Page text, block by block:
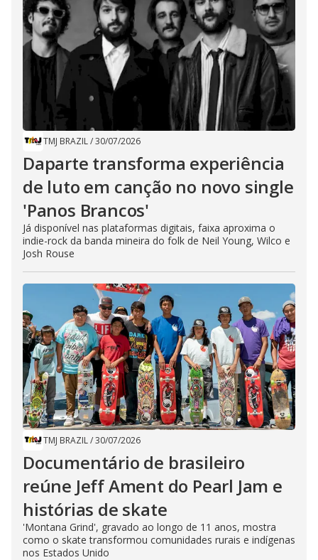
TMJ BRAZIL/30/07/2026
Daparte transforma experiência
de luto em canção no novo single
'Panos Brancos'
Já disponível nas plataformas digitais, faixa aproxima o
indie-rock da banda mineira do folk de Neil Young, Wilco e
Josh Rouse
TMJ BRAZIL/30/07/2026
Documentário de brasileiro
reúne Jeff Ament do Pearl Jam e
histórias de skate
'Montana Grind', gravado ao longo de 11 anos, mostra
como o skate transformou comunidades rurais e indígenas
nos Estados Unido